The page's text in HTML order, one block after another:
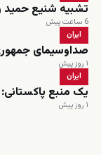
تشبیه شنیع حمید
6 ساعت پیش
ایران
صداوسیمای
۱ روز پیش
ایران
یک منبع
۱ روز پیش